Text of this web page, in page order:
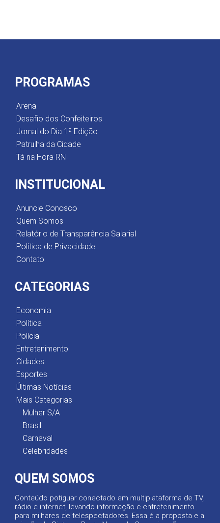
PROGRAMAS
Arena
Desafio dos Confeiteiros
Jornal do Dia 1ª Edição
Patrulha da Cidade
Tá na Hora RN
INSTITUCIONAL
Anuncie Conosco
Quem Somos
Relatório de Transparência Salarial
Política de Privacidade
Contato
CATEGORIAS
Economia
Política
Polícia
Entretenimento
Cidades
Esportes
Últimas Notícias
Mais Categorias
Mulher S/A
Brasil
Carnaval
Celebridades
QUEM SOMOS
Conteúdo potiguar conectado em multiplataforma de TV,
rádio e internet, levando informação e entretenimento
para milhares de telespectadores. Essa é a proposta e a